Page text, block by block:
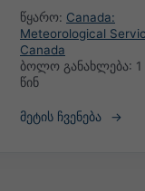
წყარო: Canada:
Meteorological
Canada
ბოლო განახლება:
წინ
მეტის ჩვენება